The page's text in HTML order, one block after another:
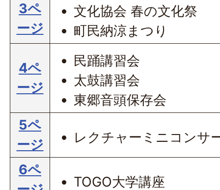
3ペ
ージ
文化協会 春の文化祭
町民納涼まつり
4ペ
ージ
民踊講習会
太鼓講習会
東郷音頭保存会
5ペ
ージ
レクチャーミニコンサ
6ペ
TOGO大学講座